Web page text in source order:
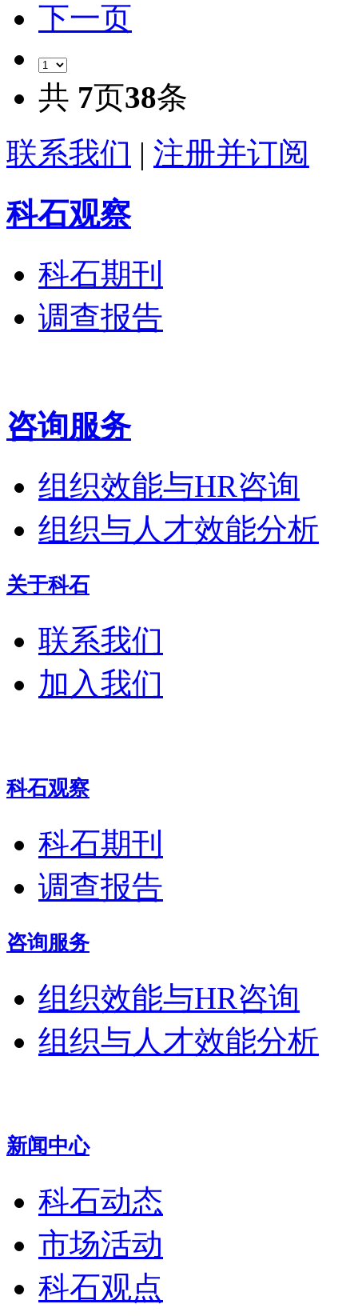
下一页
共 7页38条
联系我们 | 注册并订阅
科石观察
科石期刊
调查报告
咨询服务
组织效能与HR咨询
组织与人才效能分析
关于科石
联系我们
加入我们
科石观察
科石期刊
调查报告
咨询服务
组织效能与HR咨询
组织与人才效能分析
新闻中心
科石动态
市场活动
科石观点